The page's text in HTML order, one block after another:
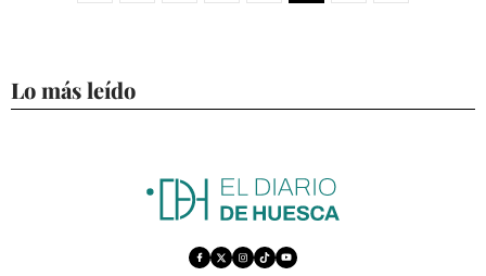
Lo más leído